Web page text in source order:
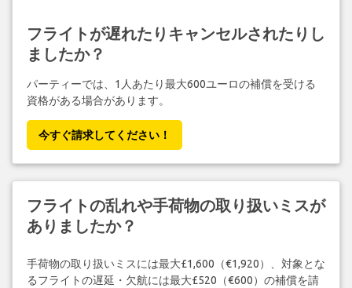
フライトが遅れたりキャンセルされたりし
ましたか？
パーティーでは、1人あたり最大600ユーロの補償を受ける
資格がある場合があります。
今すぐ請求してください！
フライトの乱れや手荷物の取り扱いミスが
ありましたか？
手荷物の取り扱いミスには最大£1,600（€1,920）、対象とな
るフライトの遅延・欠航には最大£520（€600）の補償を請